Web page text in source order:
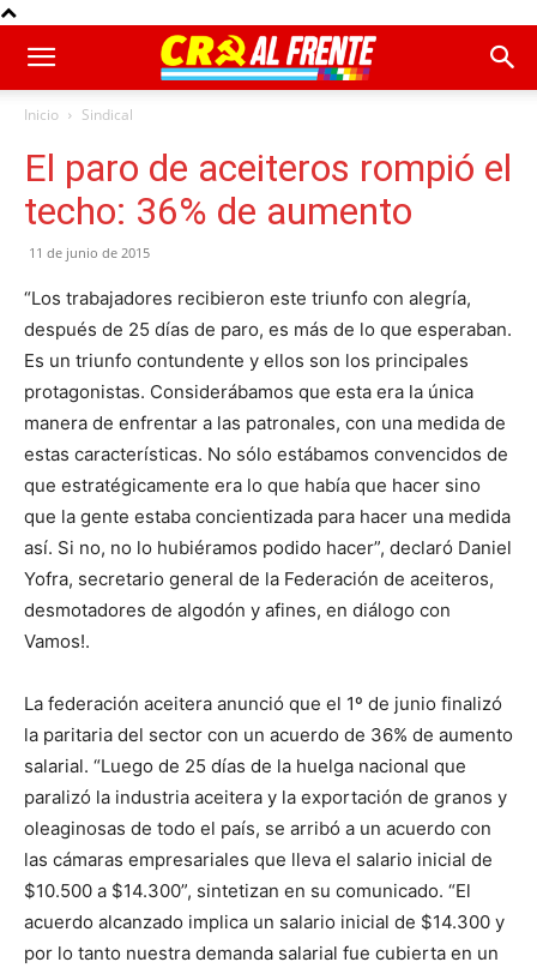
Inicio Sindical
El paro de aceiteros rompió el
techo: 36% de aumento
11 de junio de 2015
“Los trabajadores recibieron este triunfo con alegría,
después de 25 días de paro, es más de lo que esperaban.
Es un triunfo contundente y ellos son los principales
protagonistas. Considerábamos que esta era la única
manera de enfrentar a las patronales, con una medida de
estas características. No sólo estábamos convencidos de
que estratégicamente era lo que había que hacer sino
que la gente estaba concientizada para hacer una medida
así. Si no, no lo hubiéramos podido hacer”, declaró Daniel
Yofra, secretario general de la Federación de aceiteros,
desmotadores de algodón y afines, en diálogo con
Vamos!.
La federación aceitera anunció que el 1º de junio finalizó
la paritaria del sector con un acuerdo de 36% de aumento
salarial. “Luego de 25 días de la huelga nacional que
paralizó la industria aceitera y la exportación de granos y
oleaginosas de todo el país, se arribó a un acuerdo con
las cámaras empresariales que lleva el salario inicial de
$10.500 a $14.300”, sintetizan en su comunicado. “El
acuerdo alcanzado implica un salario inicial de $14.300 y
por lo tanto nuestra demanda salarial fue cubierta en un